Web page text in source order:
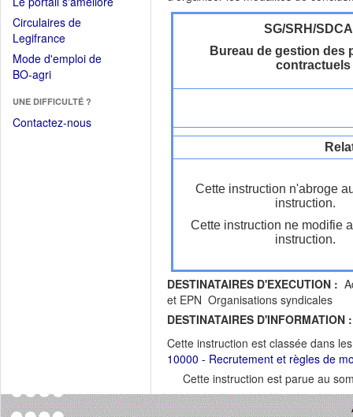
Circulaires de
Legifrance(Ouvrir
dans
une
fenêtre)
Mode d'emploi de
BO-agri(Ouvrir
une
nouvelle
UNE DIFFICULTÉ ?
Contactez-nous
SG/SRH/
Bureau de gestion des
contractuels
Cette instruction n'abroge
instruction.
Cette instruction ne modifie
instruction.
DESTINATAIRES D'EXECUTION :
et EPN Organisations syndicales
DESTINATAIRES D'INFORMATION :
Cette instruction est classée dans
10000 - Recrutement et règles de
Cette instruction est parue au